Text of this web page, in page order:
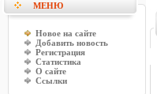
МЕНЮ
Новое на сайте
Добавить новость
Регистрация
Статистика
О сайте
Ссылки